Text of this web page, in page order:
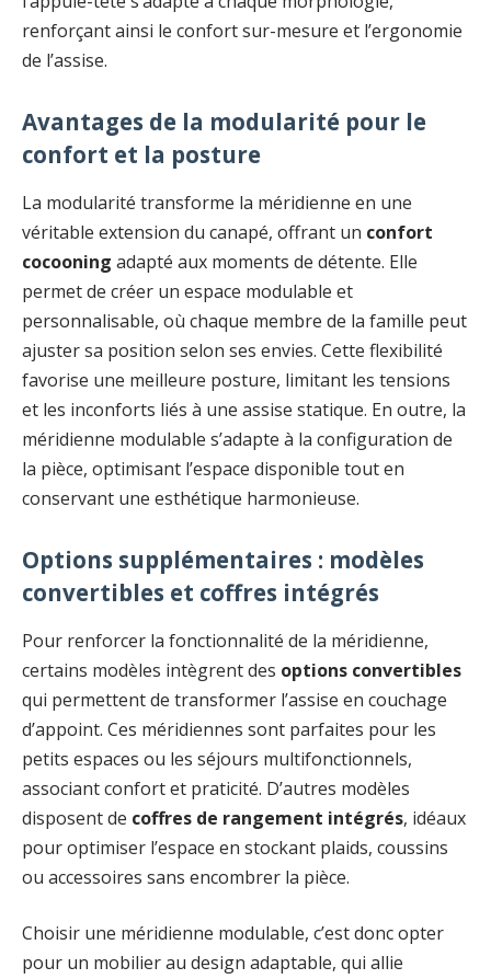
renforçant ainsi le confort sur-mesure et l’ergonomie
de l’assise.
Avantages de la modularité pour le
confort et la posture
La modularité transforme la méridienne en une
véritable extension du canapé, offrant un confort
cocooning adapté aux moments de détente. Elle
permet de créer un espace modulable et
personnalisable, où chaque membre de la famille peut
ajuster sa position selon ses envies. Cette flexibilité
favorise une meilleure posture, limitant les tensions
et les inconforts liés à une assise statique. En outre, la
méridienne modulable s’adapte à la configuration de
la pièce, optimisant l’espace disponible tout en
conservant une esthétique harmonieuse.
Options supplémentaires : modèles
convertibles et coffres intégrés
Pour renforcer la fonctionnalité de la méridienne,
certains modèles intègrent des options convertibles
qui permettent de transformer l’assise en couchage
d’appoint. Ces méridiennes sont parfaites pour les
petits espaces ou les séjours multifonctionnels,
associant confort et praticité. D’autres modèles
disposent de coffres de rangement intégrés, idéaux
pour optimiser l’espace en stockant plaids, coussins
ou accessoires sans encombrer la pièce.
Choisir une méridienne modulable, c’est donc opter
pour un mobilier au design adaptable, qui allie